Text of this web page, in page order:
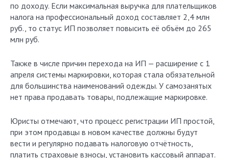
по доходу. Если максимальная выручка для плательщиков
налога на профессиональный доход составляет 2,4 млн
руб., то статус ИП позволяет повысить её объём до 265
млн руб.
Также в числе причин перехода на ИП — расширение с 1
апреля системы маркировки, которая стала обязательной
для большинства наименований одежды. У самозанятых
нет права продавать товары, подлежащие маркировке.
Юристы отмечают, что процесс регистрации ИП простой,
при этом продавцы в новом качестве должны будут
вести и регулярно подавать налоговую отчётность,
платить страховые взносы, установить кассовый аппарат.